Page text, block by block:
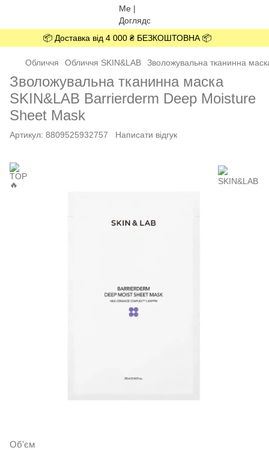
📦 Доставка від 4 000 ₴ БЕЗКОШТОВНА 📦
Обличчя Обличчя SKIN&LAB Зволожувальна тканинна
Зволожувальна тканинна маска
SKIN&LAB Barrierderm Deep Moisture
Sheet Mask
Артикул: 8809525932757 Написати відгук
Об'єм